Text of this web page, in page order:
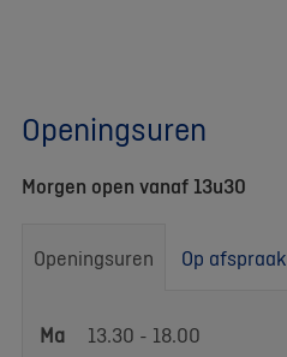
Openingsuren
Morgen open vanaf 13u30
Openingsuren Op afspraak
Openingsuren
Ma
13.30 - 18.00